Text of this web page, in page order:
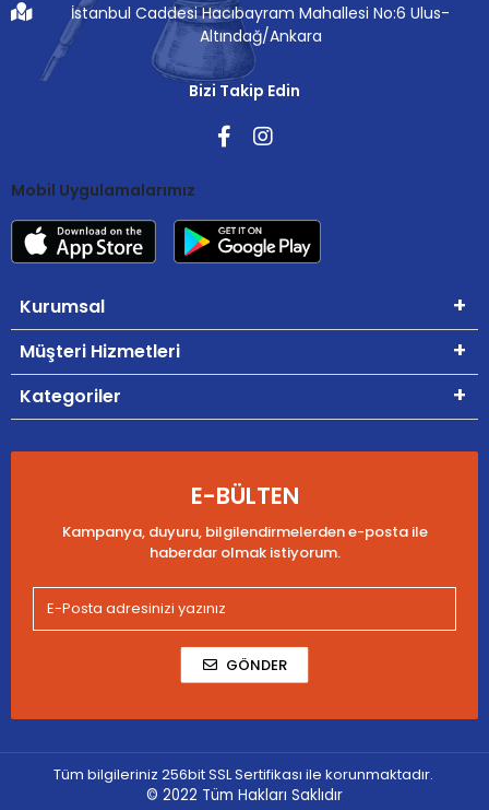
İstanbul Caddesi Hacıbayram Mahallesi No:6 Ulus-
Altındağ/Ankara
Bizi Takip Edin
Mobil Uygulamalarımız
Kurumsal
Müşteri Hizmetleri
Kategoriler
E-BÜLTEN
Kampanya, duyuru, bilgilendirmelerden e-posta ile
haberdar olmak istiyorum.
GÖNDER
Tüm bilgileriniz 256bit SSL Sertifikası ile korunmaktadır.
© 2022 Tüm Hakları Saklıdır